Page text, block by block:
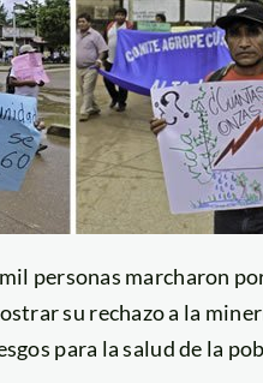
personas marcharon
su rechazo a la
para la salud de la